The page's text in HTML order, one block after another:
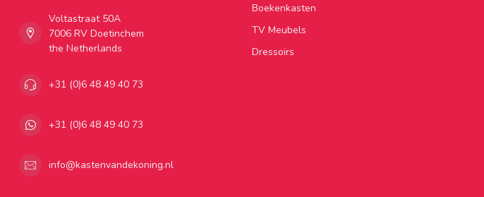
Voltastraat 50A
7006 RV Doetinchem
the Netherlands
+31 (0)6 48 49 40 73
+31 (0)6 48 49 40 73
info@kastenvandekoning.nl
Boekenkasten
TV Meubels
Dressoirs